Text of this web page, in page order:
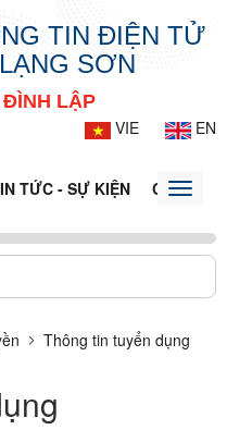
TIN ĐIỆN TỬ
SƠN
ĐÌNH LẬP
VIE
EN
TỨC - SỰ KIỆN CỔNGToggle
Thông tin tuyển dụng